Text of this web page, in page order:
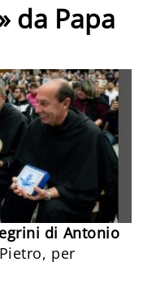
da Papa
di Antonio
per